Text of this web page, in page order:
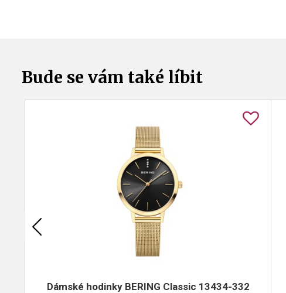
Bude se vám také líbit
Dámské hodinky BERING Classic 13434-332